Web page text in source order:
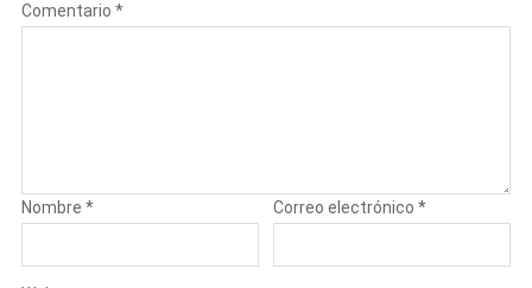
Comentario *
Nombre * Correo electrónico*